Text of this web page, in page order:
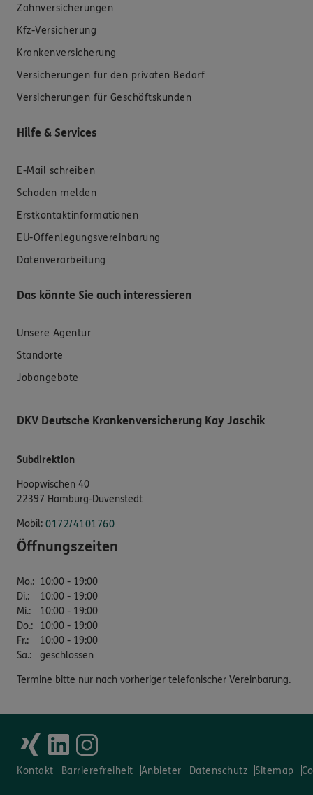
Zahnversicherungen
Kfz-Versicherung
Krankenversicherung
Versicherungen für den privaten Bedarf
Versicherungen für Geschäftskunden
Hilfe & Services
E-Mail schreiben
Schaden melden
Erstkontaktinformationen
EU-Offenlegungsvereinbarung
Datenverarbeitung
Das könnte Sie auch interessieren
Unsere Agentur
Standorte
Jobangebote
DKV Deutsche Krankenversicherung Kay Jaschik
Subdirektion
Hoopwischen 40
22397 Hamburg-Duvenstedt
Mobil: 0172/4101760
Öffnungszeiten
Mo.: 10:00 - 19:00
Di.:
10:00 - 19:00
Mi.:
10:00 - 19:00
Do.:
10:00 - 19:00
Fr.:
10:00 - 19:00
Sa.: geschlossen
Termine bitte nur nach vorheriger telefonischer Vereinbarung.
Kontakt Barrierefreiheit Anbieter Datenschutz Sitemap